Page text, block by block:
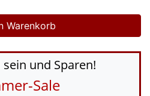
sein und Sparen!
Sale